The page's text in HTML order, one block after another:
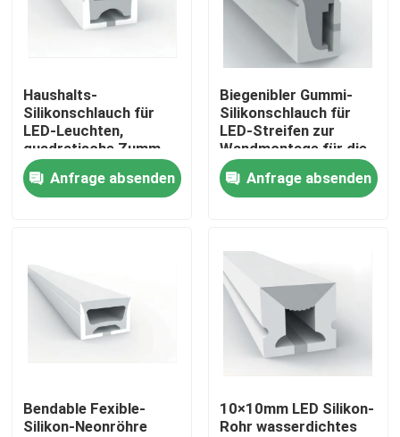
Über uns
Fabrik-Ausflug
Qualitätskontrolle
Treten Sie mit uns in Verbindung
Angebrachtes LED-Oberflächenprofil
Profil der Fasergipsplatten-LED
Haushalts-
Silikonschlauch für
LED-Leuchten,
quadratische Zumm,
IP68 wasserdicht
Anfrage absenden
Biegenibler Gummi-
Silikonschlauch für
LED-Streifen zur
Wandmontage für die
Beleuchtung zu Hause
Anfrage absenden
Bendable Fexible-
Silikon-Neonröhre
10×10mm LED Silikon-
Rohr wasserdichtes